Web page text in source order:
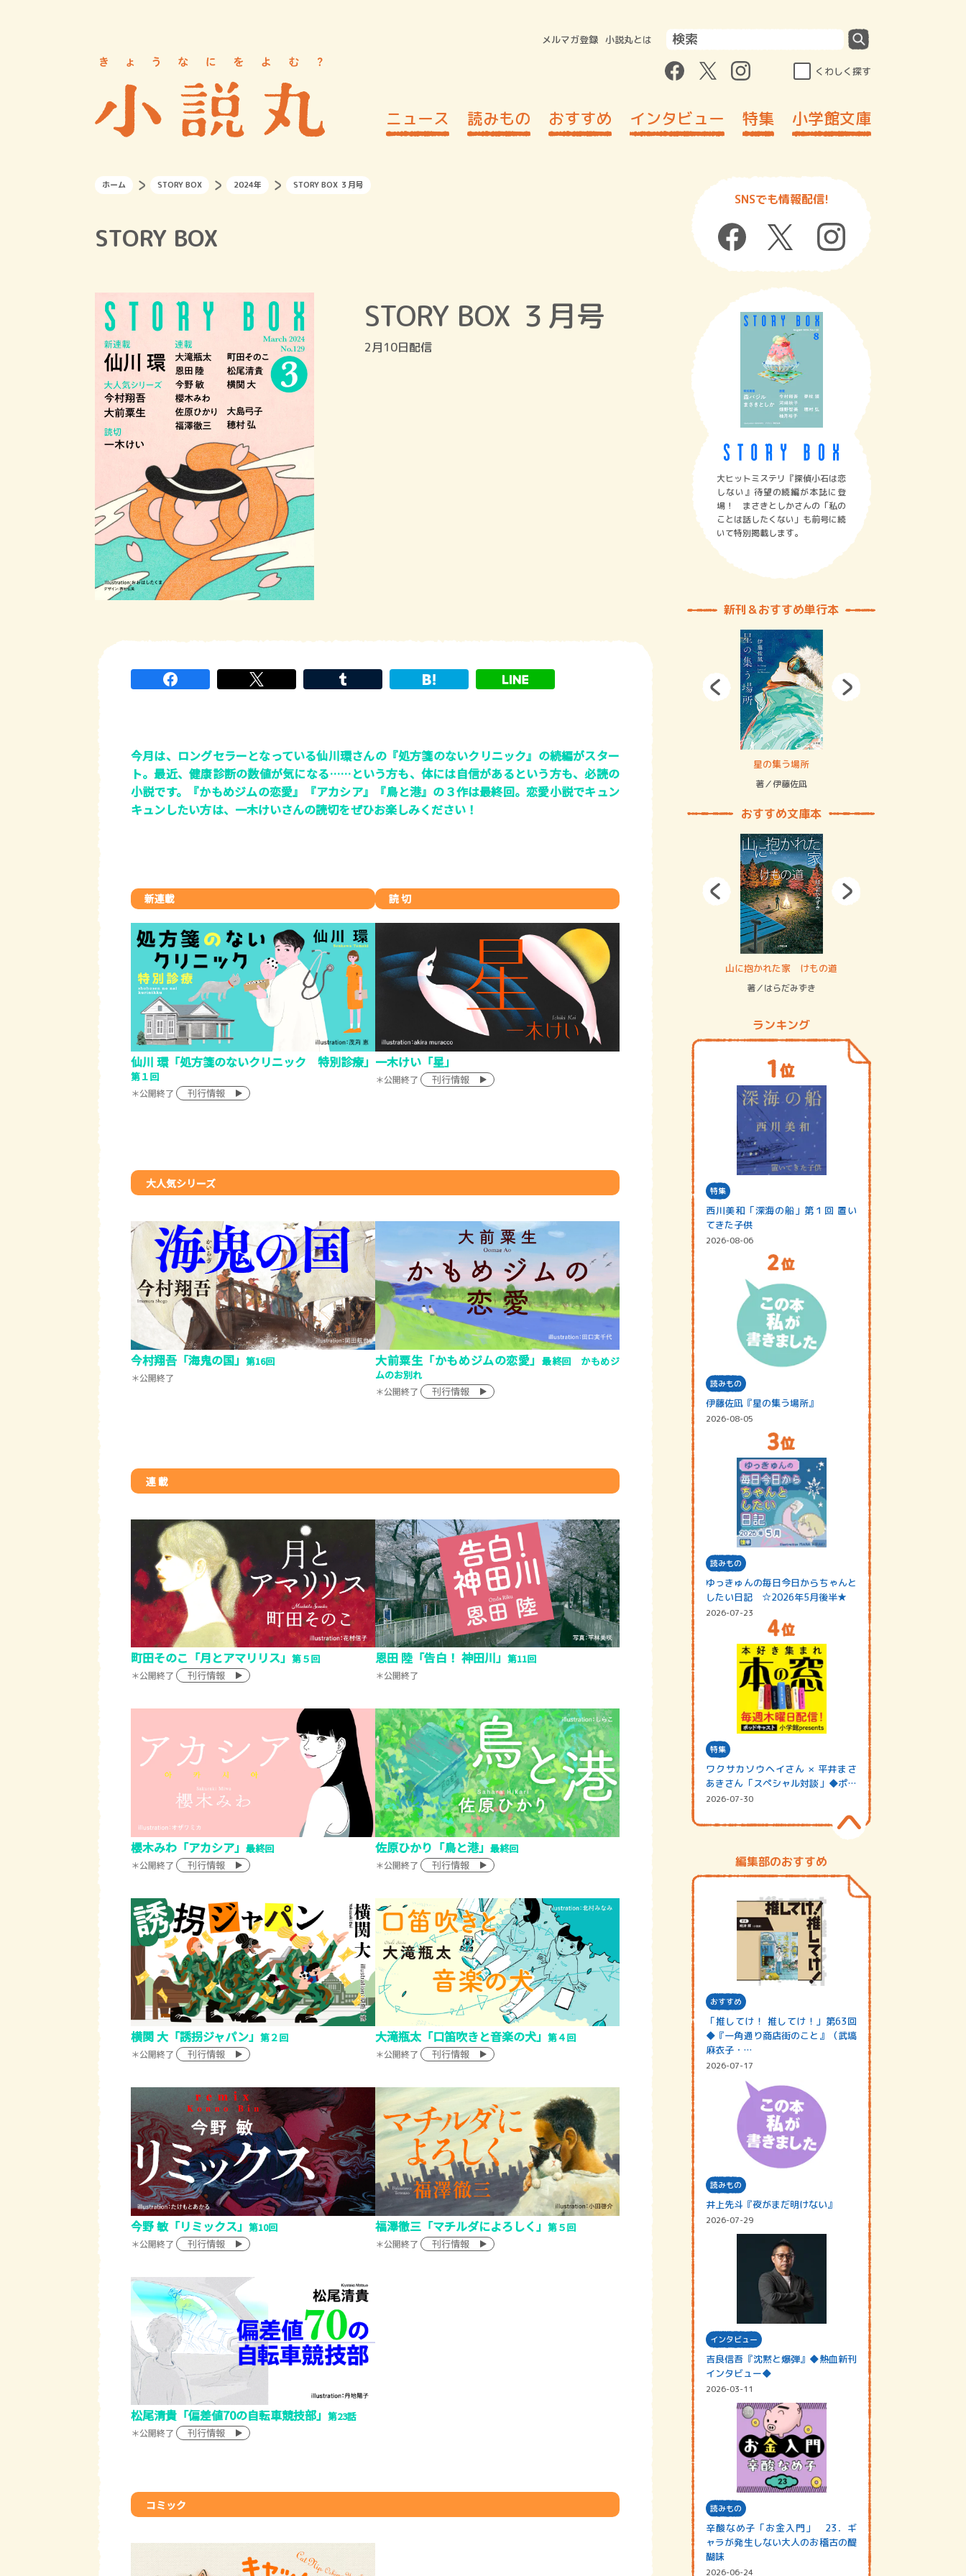
メルマガ登録 小説丸とは
くわしく探す
ニュース 読みもの おすすめ インタビュー 特集 小学館文庫
ホーム STORY BOX 2024年 STORY BOX ３月号
STORY BOX
STORY BOX ３月号
2月10日配信
今月は、ロングセラーとなっている仙川環さんの『処方箋のないクリニック』の続編がスター
ト。最近、健康診断の数値が気になる……という方も、体には自信があるという方も、必読の
小説です。『かもめジムの恋愛』『アカシア』『鳥と港』の３作は最終回。恋愛小説でキュン
キュンしたい方は、一木けいさんの読切をぜひお楽しみください！
新連載
仙川 環「処方箋のないクリニック 特別診療」
第１回
＊公開終了 刊行情報
読 切
一木けい「星」
＊公開終了 刊行情報
大人気シリーズ
今村翔吾「海鬼の国」 第16回
＊公開終了
大前粟生「かもめジムの恋愛」 最終回 かもめジ
ムのお別れ
＊公開終了 刊行情報
連 載
町田そのこ「月とアマリリス」 第５回
＊公開終了 刊行情報
恩田 陸「告白！ 神田川」 第11回
＊公開終了
櫻木みわ「アカシア」 最終回
＊公開終了 刊行情報
佐原ひかり「鳥と港」 最終回
＊公開終了 刊行情報
横関 大「誘拐ジャパン」 第２回
＊公開終了 刊行情報
大滝瓶太「口笛吹きと音楽の犬」 第４回
＊公開終了 刊行情報
今野 敏「リミックス」 第10回
＊公開終了 刊行情報
福澤徹三「マチルダによろしく」 第５回
＊公開終了 刊行情報
松尾清貴「偏差値70の自転車競技部」 第23話
＊公開終了 刊行情報
コミック
SNSでも情報配信!
大ヒットミステリ『探偵小石は恋
しない』待望の続編が本誌に登
場！ まさきとしかさんの「私の
ことは話したくない」も前号に続
いて特別掲載します。
新刊＆おすすめ単行本
賞金稼ぎスリーサム！ 二重拘束の…
著／川瀬七緒
星の集う場所
著／伊藤佐凪
おすすめ文庫本
ロボット・イン・ザ・システム
著／デボラ・イン…
山に抱かれた家 けもの道
著／はらだみずき
ランキング
特集
西川美和「深海の船」第１回 置い
てきた子供
2026-08-06
読みもの
伊藤佐凪『星の集う場所』
2026-08-05
読みもの
ゆっきゅんの毎日今日からちゃんと
したい日記 ☆2026年5月後半★
2026-07-23
特集
ワクサカソウヘイさん × 平井まさ
あきさん「スペシャル対談」◆ポッ
ドキャスト…
2026-07-30
編集部のおすすめ
おすすめ
「推してけ！ 推してけ！」第63回
◆『一角通り商店街のこと』（武塙
麻衣子・…
2026-07-17
読みもの
井上先斗『夜がまだ明けない』
2026-07-29
インタビュー
吉良信吾『沈黙と爆弾』◆熱血新刊
インタビュー◆
2026-03-11
読みもの
辛酸なめ子「お金入門」 23．ギ
ャラが発生しない大人のお稽古の醍
醐味
2026-06-24